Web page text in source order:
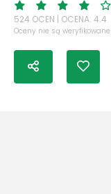
524 OCEN | OCENA: 4.4
Oceny nie są weryfikowane